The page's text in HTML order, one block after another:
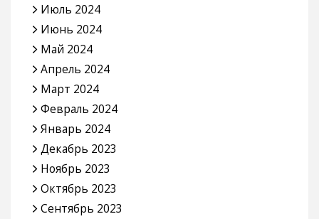
Июль 2024
Июнь 2024
Май 2024
Апрель 2024
Март 2024
Февраль 2024
Январь 2024
Декабрь 2023
Ноябрь 2023
Октябрь 2023
Сентябрь 2023